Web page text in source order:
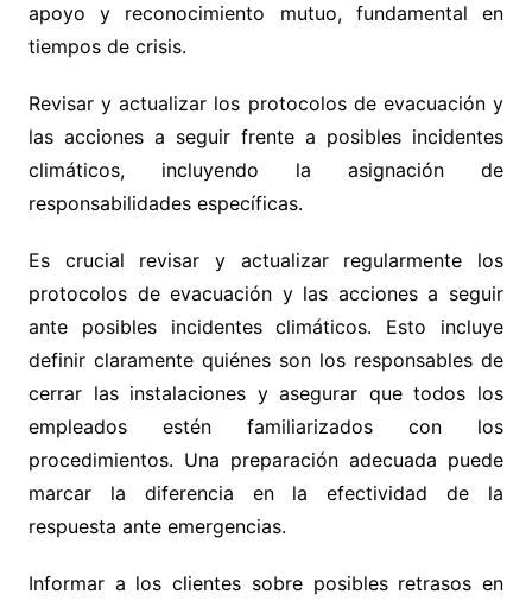
apoyo y reconocimiento mutuo, fundamental en
tiempos de crisis.
Revisar y actualizar los protocolos de evacuación y
las acciones a seguir frente a posibles incidentes
climáticos, incluyendo la asignación de
responsabilidades específicas.
Es crucial revisar y actualizar regularmente los
protocolos de evacuación y las acciones a seguir
ante posibles incidentes climáticos. Esto incluye
definir claramente quiénes son los responsables de
cerrar las instalaciones y asegurar que todos los
empleados estén familiarizados con los
procedimientos. Una preparación adecuada puede
marcar la diferencia en la efectividad de la
respuesta ante emergencias.
Informar a los clientes sobre posibles retrasos en